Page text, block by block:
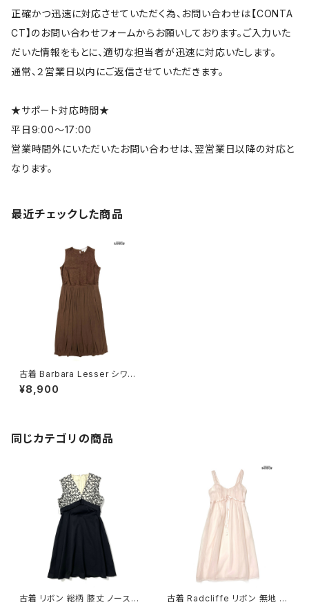
正確かつ迅速に対応させていただく為、お問い合わせは【CONTA
CT】のお問い合わせフォームからお願いしております。ご入力いた
だいた情報をもとに、適切な担当者が迅速に対応いたします。
通常、２営業日以内にご返信させていただきます。
★サポート対応時間★
平日9:00～17:00
営業時間外にいただいたお問い合わせは、翌営業日以降の対応と
なります。
最近チェックした商品
古着 Barbara Lesser シワ加
工 アメリカ製 無地 ロング丈 ノ
ースリーブ ワンピース 茶 (otu
¥8,900
同じカテゴリの商品
古着 リボン 総柄 膝丈 ノースリ
古着 Radcliffe リボン 無地 シ